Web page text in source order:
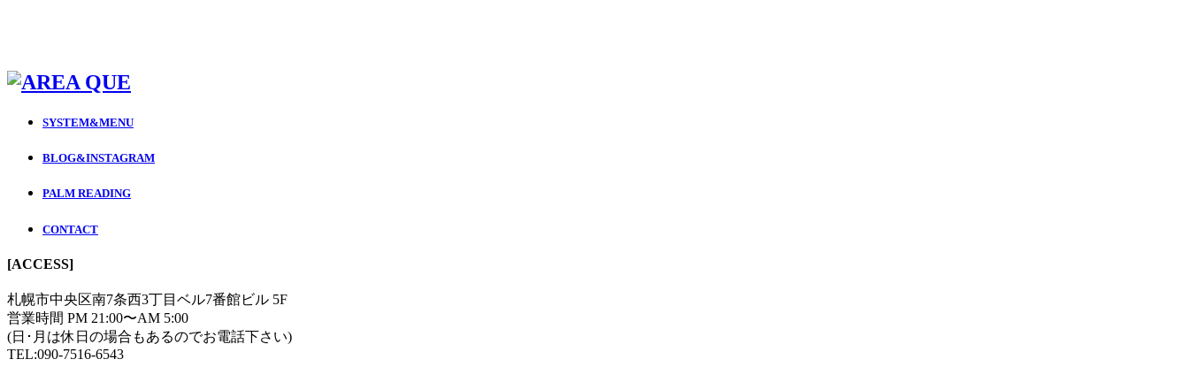
SYSTEM&MENU
BLOG&INSTAGRAM
PALM READING
CONTACT
[ACCESS]
札幌市中央区南7条西3丁目ベル7番館ビル 5F
営業時間 PM 21:00〜AM 5:00
(日･月は休日の場合もあるのでお電話下さい)
TEL:090-7516-6543